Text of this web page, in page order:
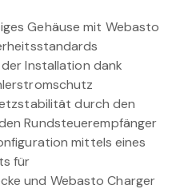
Gehäuse mit Webasto
Installation dank
durch den
Rundsteuerempfänger
mittels eines
für
und Webasto Charger